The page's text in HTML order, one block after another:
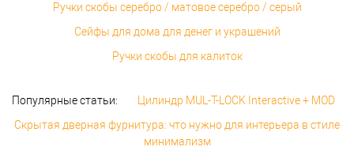
Ручки скобы серебро / матовое серебро / серый
Сейфы для дома для денег и украшений
Ручки скобы для калиток
Популярные статьи:
Цилиндр MUL-T-LOCK Interactive + MOD
Скрытая дверная фурнитура: что нужно для интерьера в стиле
минимализм